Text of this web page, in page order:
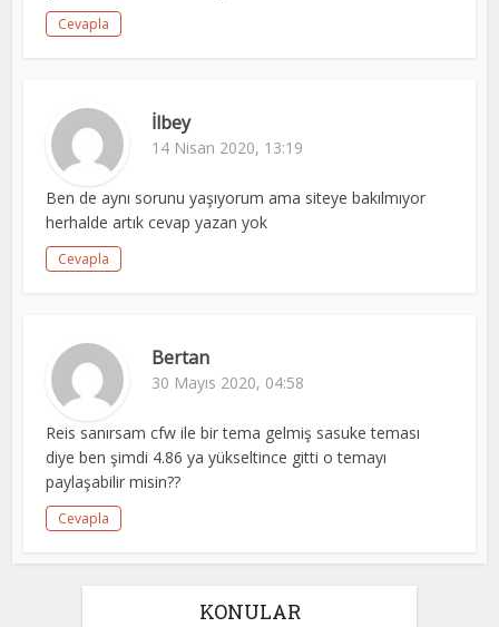
Cevapla
İlbey
14 Nisan 2020, 13:19
Ben de aynı sorunu yaşıyorum ama siteye bakılmıyor
herhalde artık cevap yazan yok
Cevapla
Bertan
30 Mayıs 2020, 04:58
Reis sanırsam cfw ile bir tema gelmiş sasuke teması
diye ben şimdi 4.86 ya yükseltince gitti o temayı
paylaşabilir misin??
Cevapla
KONULAR